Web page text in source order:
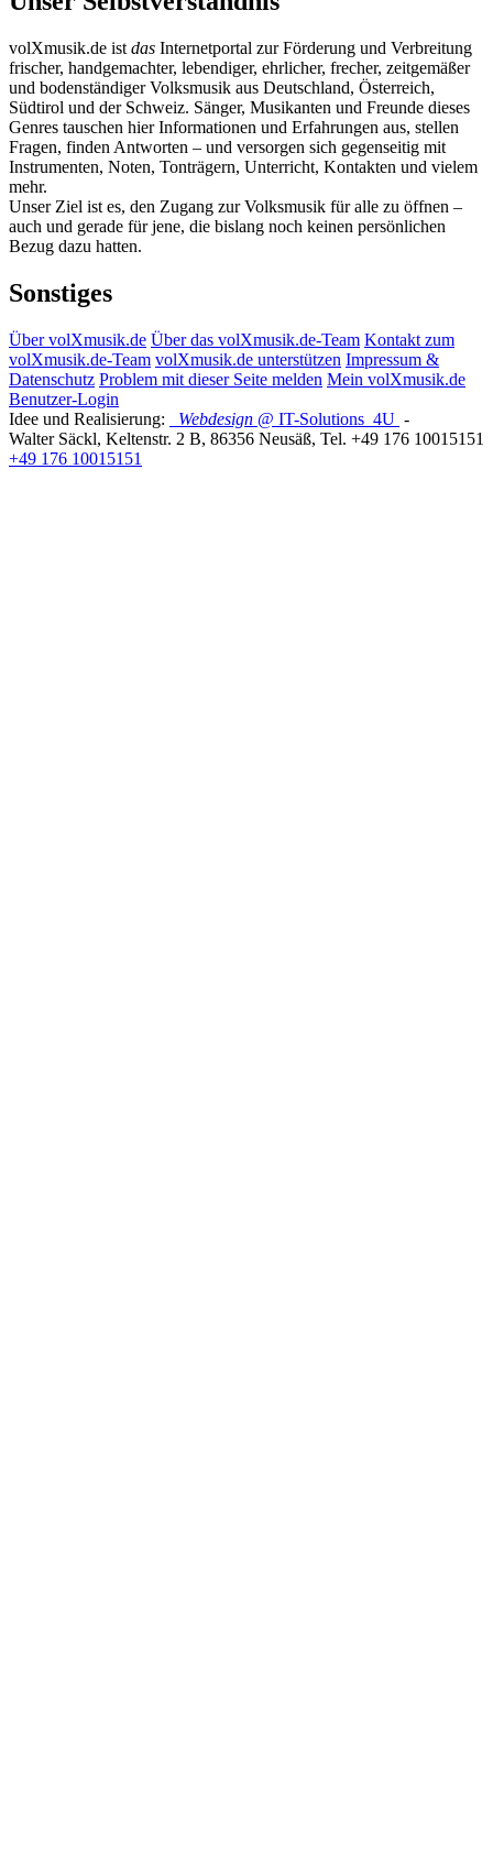
volXmusik.de ist das Internetportal zur Förderung und Verbreitung
frischer, handgemachter, lebendiger, ehrlicher, frecher, zeitgemäßer
und bodenständiger Volksmusik aus Deutschland, Österreich,
Südtirol und der Schweiz. Sänger, Musikanten und Freunde dieses
Genres tauschen hier Informationen und Erfahrungen aus, stellen
Fragen, finden Antworten – und versorgen sich gegenseitig mit
Instrumenten, Noten, Tonträgern, Unterricht, Kontakten und vielem
mehr.
Unser Ziel ist es, den Zugang zur Volksmusik für alle zu öffnen –
auch und gerade für jene, die bislang noch keinen persönlichen
Bezug dazu hatten.
Sonstiges
Über volXmusik.de Über das volXmusik.de-Team Kontakt zum
volXmusik.de-Team volXmusik.de unterstützen Impressum &
Datenschutz Problem mit dieser Seite melden Mein volXmusik.de
Benutzer-Login
Idee und Realisierung:
Webdesign @ IT-Solutions 4U -
Walter Säckl, Keltenstr. 2 B, 86356 Neusäß, Tel. +49 176 10015151
+49 176 10015151